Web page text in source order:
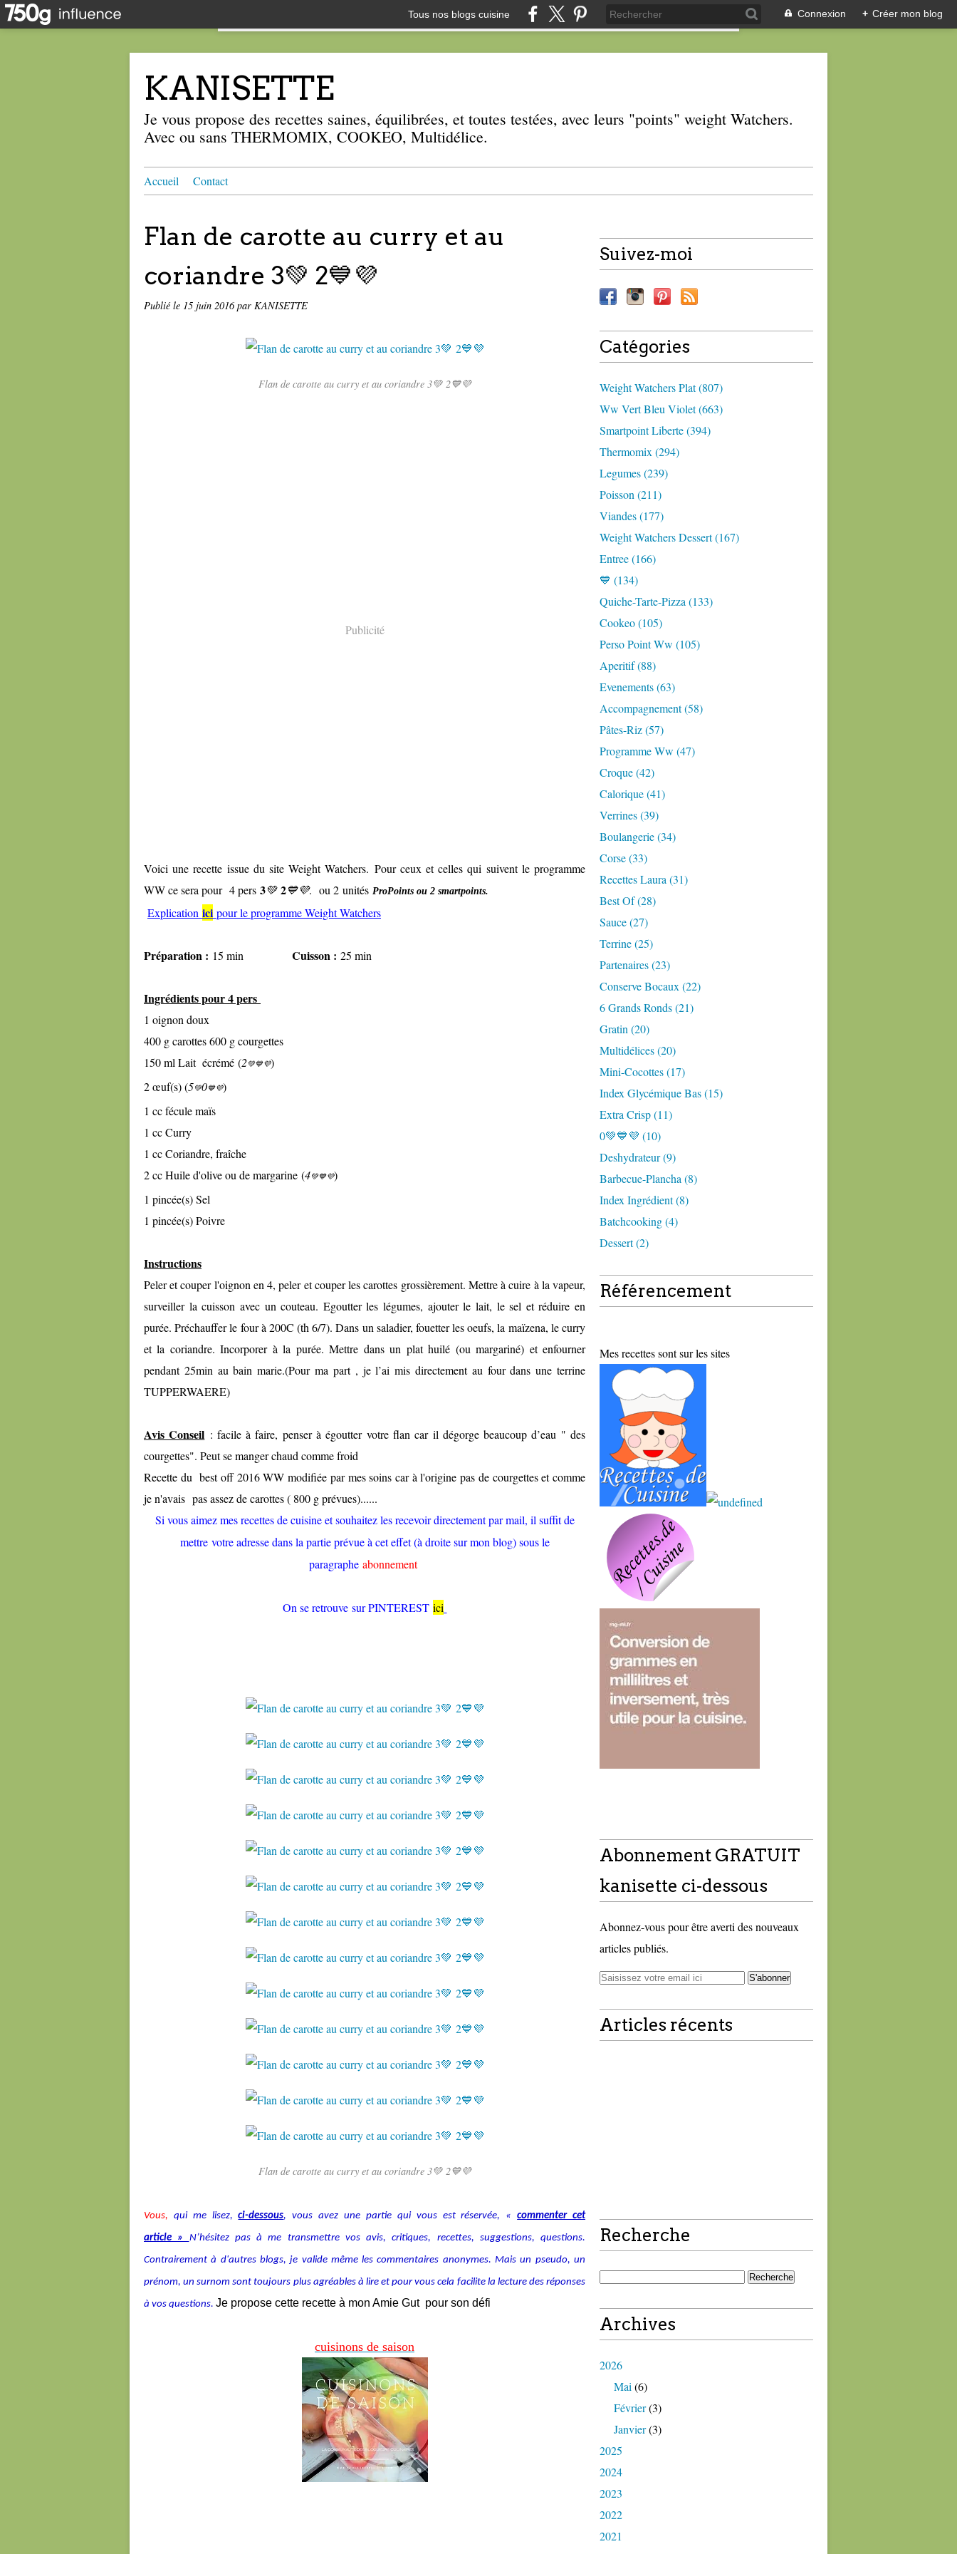
Tous nos blogs cuisine Connexion + Créer mon blog
KANISETTE
Je vous propose des recettes saines, équilibrées, et toutes testées, avec leurs "points" weight Watchers.
Avec ou sans THERMOMIX, COOKEO, Multidélice.
Accueil Contact
Flan de carotte au curry et au
coriandre 3💚 2💙💜
Publié le 15 juin 2016par KANISETTE
Flan de carotte au curry et au coriandre 3💚 2💙💜
Publicité
Voici une recette issue du site Weight Watchers. Pour ceux et celles qui suivent le programme
WW ce sera pour 4 pers 3💚2💙💜. ou 2 unités ProPoints ou 2 smartpoints.
Explication ici pour le programme Weight Watchers
Préparation : 15 min Cuisson : 25 min
Ingrédients pour 4 pers
1 oignon doux
400 g carottes 600 g courgettes
150 ml Lait écrémé (2💚💙💜)
2 œuf(s) (5💚0💙💜)
1 cc fécule maïs
1 cc Curry
1 cc Coriandre, fraîche
2 cc Huile d'olive ou de margarine (4💚💙💜)
1 pincée(s) Sel
1 pincée(s) Poivre
Instructions
Peler et couper l'oignon en 4, peler et couper les carottes grossièrement. Mettre à cuire à la vapeur,
surveiller la cuisson avec un couteau. Egoutter les légumes, ajouter le lait, le sel et réduire en
purée. Préchauffer le four à 200C (th 6/7). Dans un saladier, fouetter les oeufs, la maïzena, le curry
et la coriandre. Incorporer à la purée. Mettre dans un plat huilé (ou margariné) et enfourner
pendant 25min au bain marie.(Pour ma part , je l’ai mis directement au four dans une terrine
TUPPERWAERE)
Avis Conseil : facile à faire, penser à égoutter votre flan car il dégorge beaucoup d’eau " des
courgettes". Peut se manger chaud comme froid
Recette du best off 2016 WW modifiée par mes soins car à l'origine pas de courgettes et comme
je n'avais pas assez de carottes ( 800 g prévues)......
Si vous aimez mes recettes de cuisine et souhaitez les recevoir directement par mail, il suffit de
mettre votre adresse dans la partie prévue à cet effet (à droite sur mon blog) sous le
paragraphe abonnement
On se retrouve sur PINTEREST ici
Flan de carotte au curry et au coriandre 3💚 2💙💜
Vous, qui me lisez, ci-dessous, vous avez une partie qui vous est réservée, «commenter cet
article » N’hésitez pas à me transmettre vos avis, critiques, recettes, suggestions, questions.
Contrairement à d'autres blogs, je valide même les commentaires anonymes. Mais un pseudo, un
prénom, un surnom sont toujours plus agréables à lire et pour vous cela facilite la lecture des réponses
à vos questions. Je propose cette recette à mon Amie Gut pour son défi
cuisinons de saison
Suivez-moi
Catégories
Weight Watchers Plat (807)
Ww Vert Bleu Violet (663)
Smartpoint Liberte (394)
Thermomix (294)
Legumes (239)
Poisson (211)
Viandes (177)
Weight Watchers Dessert (167)
Entree (166)
💙 (134)
Quiche-Tarte-Pizza (133)
Cookeo (105)
Perso Point Ww (105)
Aperitif (88)
Evenements (63)
Accompagnement (58)
Pâtes-Riz (57)
Programme Ww (47)
Croque (42)
Calorique (41)
Verrines (39)
Boulangerie (34)
Corse (33)
Recettes Laura (31)
Best Of (28)
Sauce (27)
Terrine (25)
Partenaires (23)
Conserve Bocaux (22)
6 Grands Ronds (21)
Gratin (20)
Multidélices (20)
Mini-Cocottes (17)
Index Glycémique Bas (15)
Extra Crisp (11)
0💚💙💜 (10)
Deshydrateur (9)
Barbecue-Plancha (8)
Index Ingrédient (8)
Batchcooking (4)
Dessert (2)
Référencement
Mes recettes sont sur les sites
Abonnement GRATUIT
kanisette ci-dessous
Abonnez-vous pour être averti des nouveaux
articles publiés.
Articles récents
Recherche
Archives
2026
Mai (6)
Février(3)
Janvier(3)
2025
2024
2023
2022
2021